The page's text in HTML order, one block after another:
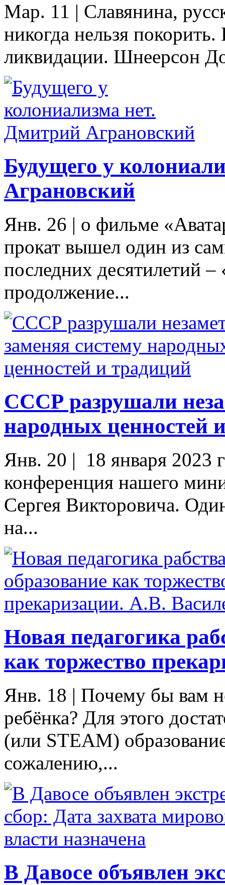
Мар. 11 | Славянина,
никогда нельзя
ликвидации. Шнеерсон
Будущего у
Аграновский
Янв. 26 | о фильме
прокат вышел один из
последних десятилетий
продолжение...
СССР разрушали
народных ценностей
Янв. 20 |
18 января 2023
конференция нашего
Сергея Викторовича.
на...
Новая педагогика
как торжество
Янв. 18 | Почему бы вам
ребёнка? Для этого
(или STEAM)
сожалению,...
В Давосе объявлен